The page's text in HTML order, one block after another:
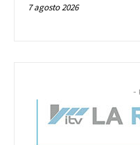
7 agosto 2026
-